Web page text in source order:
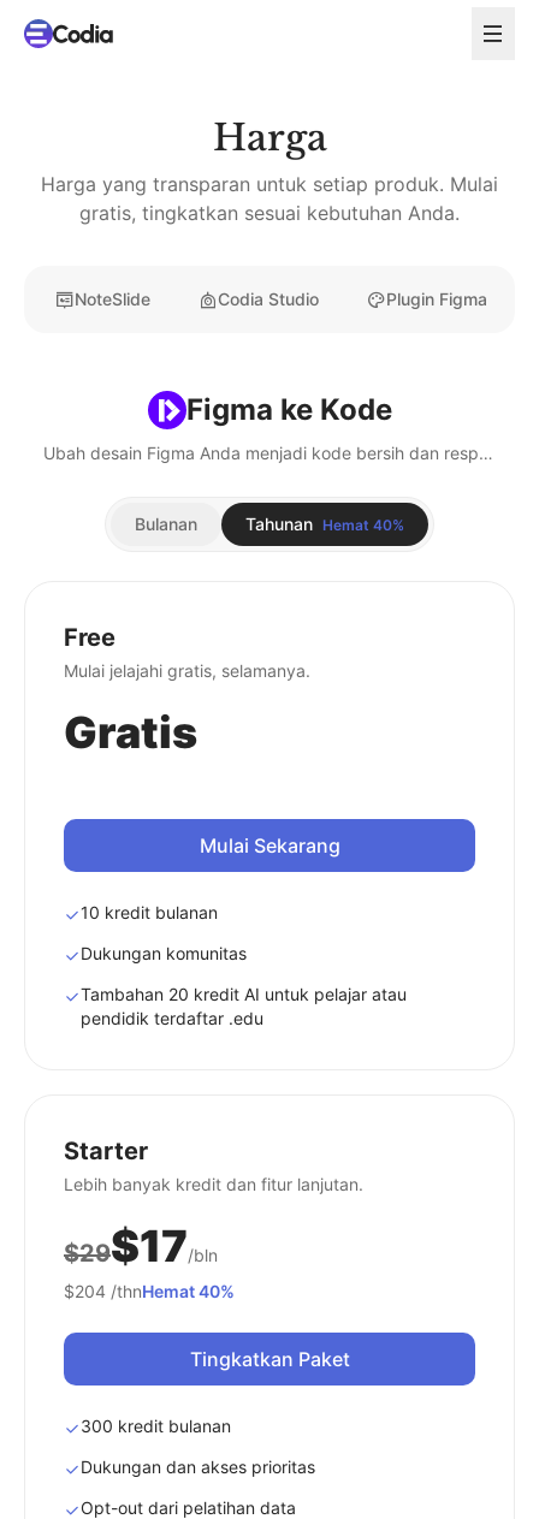
Harga
Harga yang transparan untuk setiap produk. Mulai
gratis, tingkatkan sesuai kebutuhan Anda.
NoteSlide Codia Studio Plugin Figma
Figma ke Kode
Ubah desain Figma Anda menjadi kode bersih dan responsif - mendukung React, Vue, HTML, dan lainnya.
Bulanan Tahunan Hemat 40%
Free
Mulai jelajahi gratis, selamanya.
Gratis
Mulai Sekarang
10 kredit bulanan
Dukungan komunitas
Tambahan 20 kredit AI untuk pelajar atau
pendidik terdaftar .edu
Starter
Lebih banyak kredit dan fitur lanjutan.
$29$17/bln
$204 /thnHemat 40%
Tingkatkan Paket
300 kredit bulanan
Dukungan dan akses prioritas
Opt-out dari pelatihan data